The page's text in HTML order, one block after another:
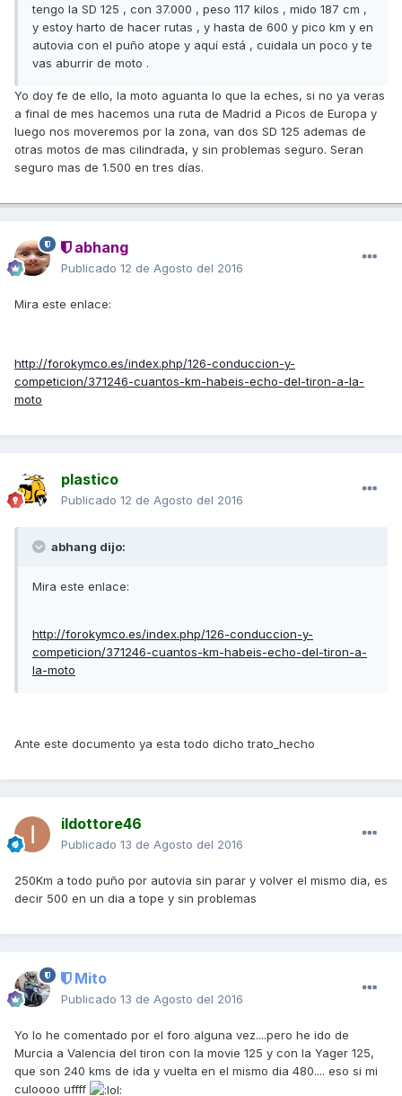
tengo la SD 125 , con 37.000 , peso 117 kilos , mido 187 cm ,
y estoy harto de hacer rutas , y hasta de 600 y pico km y en
autovia con el puño atope y aquí está , cuidala un poco y te
vas aburrir de moto .
Yo doy fe de ello, la moto aguanta lo que la eches, si no ya veras
a final de mes hacemos una ruta de Madrid a Picos de Europa y
luego nos moveremos por la zona, van dos SD 125 ademas de
otras motos de mas cilindrada, y sin problemas seguro. Seran
seguro mas de 1.500 en tres días.
abhang
Publicado 12 de Agosto del 2016
Mira este enlace:
http://forokymco.es/index.php/126-conduccion-y-
competicion/371246-cuantos-km-habeis-echo-del-tiron-a-la-
moto
plastico
Publicado 12 de Agosto del 2016
abhang dijo:
Mira este enlace:
http://forokymco.es/index.php/126-conduccion-y-
competicion/371246-cuantos-km-habeis-echo-del-tiron-a-
la-moto
Ante este documento ya esta todo dicho trato_hecho
ildottore46
Publicado 13 de Agosto del 2016
250Km a todo puño por autovia sin parar y volver el mismo dia, es
decir 500 en un dia a tope y sin problemas
Mito
Publicado 13 de Agosto del 2016
Yo lo he comentado por el foro alguna vez....pero he ido de
Murcia a Valencia del tiron con la movie 125 y con la Yager 125,
que son 240 kms de ida y vuelta en el mismo dia 480.... eso si mi
culoooo uffff